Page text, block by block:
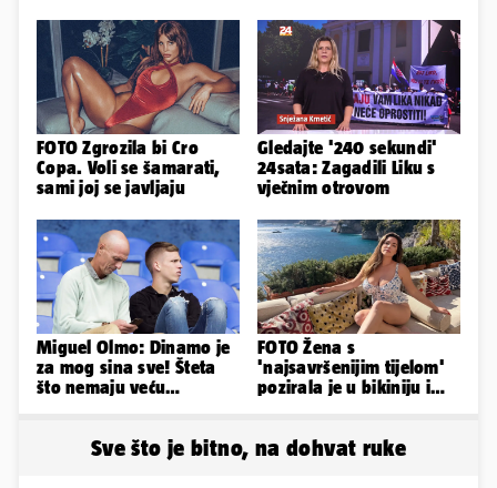
FOTO Zgrozila bi Cro
Copa. Voli se šamarati,
sami joj se javljaju
Gledajte '240 sekundi'
24sata: Zagadili Liku s
vječnim otrovom
Miguel Olmo: Dinamo je
za mog sina sve! Šteta
što nemaju veću
FOTO Žena s
'najsavršenijim tijelom'
pozirala je u bikiniju i
Sve što je bitno, na dohvat ruke